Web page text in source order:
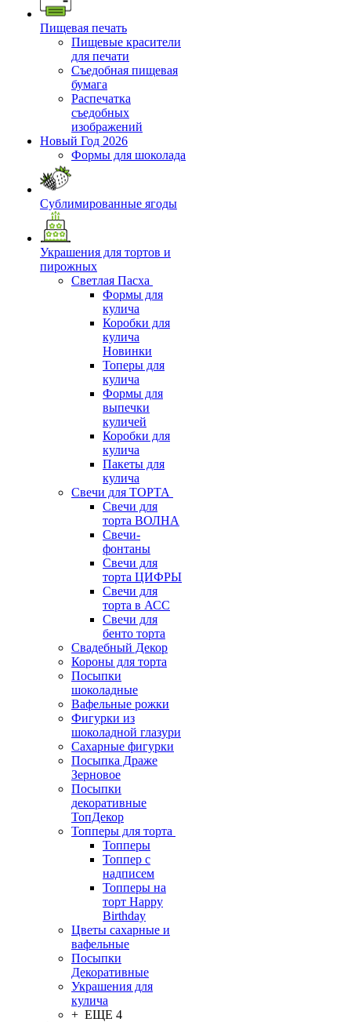
Пищевая печать
Пищевые красители
для печати
Съедобная пищевая
бумага
Распечатка
съедобных
изображений
Новый Год 2026
Формы для шоколада
Сублимированные ягоды
Украшения для тортов и
пирожных
Светлая Пасха
Формы для
кулича
Коробки для
кулича
Новинки
Топеры для
кулича
Формы для
выпечки
куличей
Коробки для
кулича
Пакеты для
кулича
Свечи для ТОРТА
Свечи для
торта ВОЛНА
Свечи-
фонтаны
Свечи для
торта ЦИФРЫ
Свечи для
торта в АСС
Свечи для
бенто торта
Свадебный Декор
Короны для торта
Посыпки
шоколадные
Вафельные рожки
Фигурки из
шоколадной глазури
Сахарные фигурки
Посыпка Драже
Зерновое
Посыпки
декоративные
ТопДекор
Топперы для торта
Топперы
Топпер с
надписем
Топперы на
торт Happy
Birthday
Цветы сахарные и
вафельные
Посыпки
Декоративные
Украшения для
кулича
+ ЕЩЕ 4